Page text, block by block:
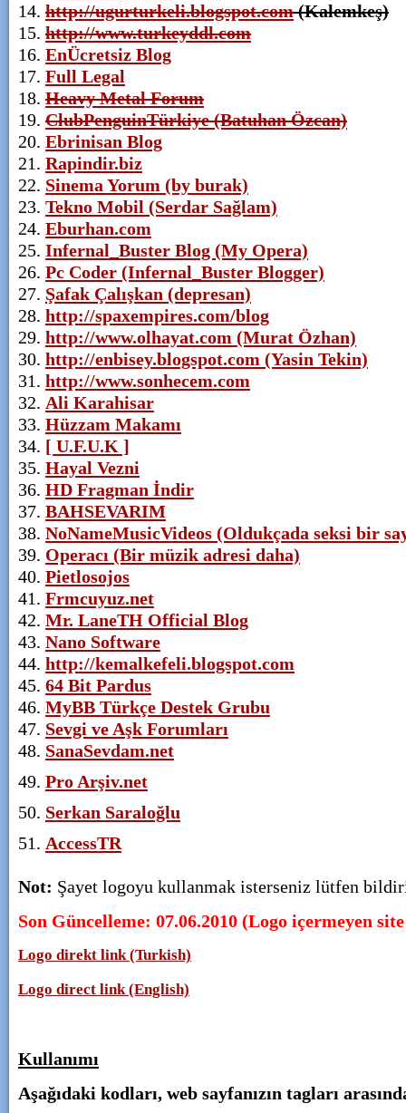
http://ugurturkeli.blogspot.com(Kalemkeş)
http://www.turkeyddl.com
EnÜcretsiz Blog
Full Legal
Heavy Metal Forum
ClubPenguinTürkiye (Batuhan Özcan)
Ebrinisan Blog
Rapindir.biz
Sinema Yorum (by burak)
Tekno Mobil (Serdar Sağlam)
Eburhan.com
Infernal_Buster Blog (My Opera)
Pc Coder (Infernal_Buster Blogger)
Şafak Çalışkan (depresan)
http://spaxempires.com/blog
http://www.olhayat.com (Murat Özhan)
http://enbisey.blogspot.com (Yasin Tekin)
http://www.sonhecem.com
Ali Karahisar
Hüzzam Makamı
[ U.F.U.K ]
Hayal Vezni
HD Fragman İndir
BAHSEVARIM
NoNameMusicVideos (Oldukçada seksi bir
Operacı (Bir müzik adresi daha)
Pietlosojos
Frmcuyuz.net
Mr. LaneTH Official Blog
Nano Software
http://kemalkefeli.blogspot.com
64 Bit Pardus
MyBB Türkçe Destek Grubu
Sevgi ve Aşk Forumları
SanaSevdam.net
Pro Arşiv.net
Serkan Saraloğlu
AccessTR
Not: Şayet logoyu kullanmak isterseniz lütfen
Son Güncelleme: 07.06.2010 (Logo içermeyen
Logo direkt link (Turkish)
Logo direct link (English)
Kullanımı
Aşağıdaki kodları, web sayfanızın tagları